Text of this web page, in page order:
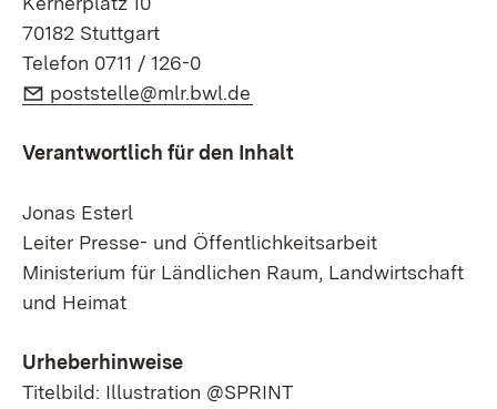
70182 Stuttgart
Telefon 0711 / 126-0
E-Mail:
poststelle@mlr.bwl.de
Verantwortlich für den Inhalt
Jonas Esterl
Leiter Presse- und Öffentlichkeitsarbeit
Ministerium für Ländlichen Raum, Landwirtschaft
und Heimat
Urheberhinweise
Titelbild: Illustration @SPRINT